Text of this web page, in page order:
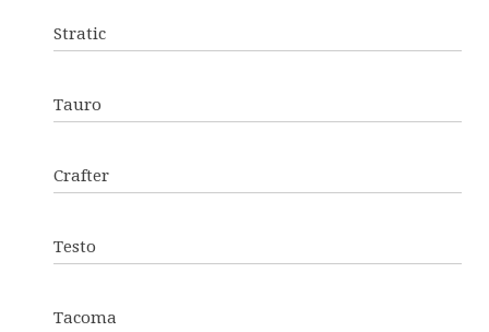
Stratic
Tauro
Crafter
Testo
Tacoma